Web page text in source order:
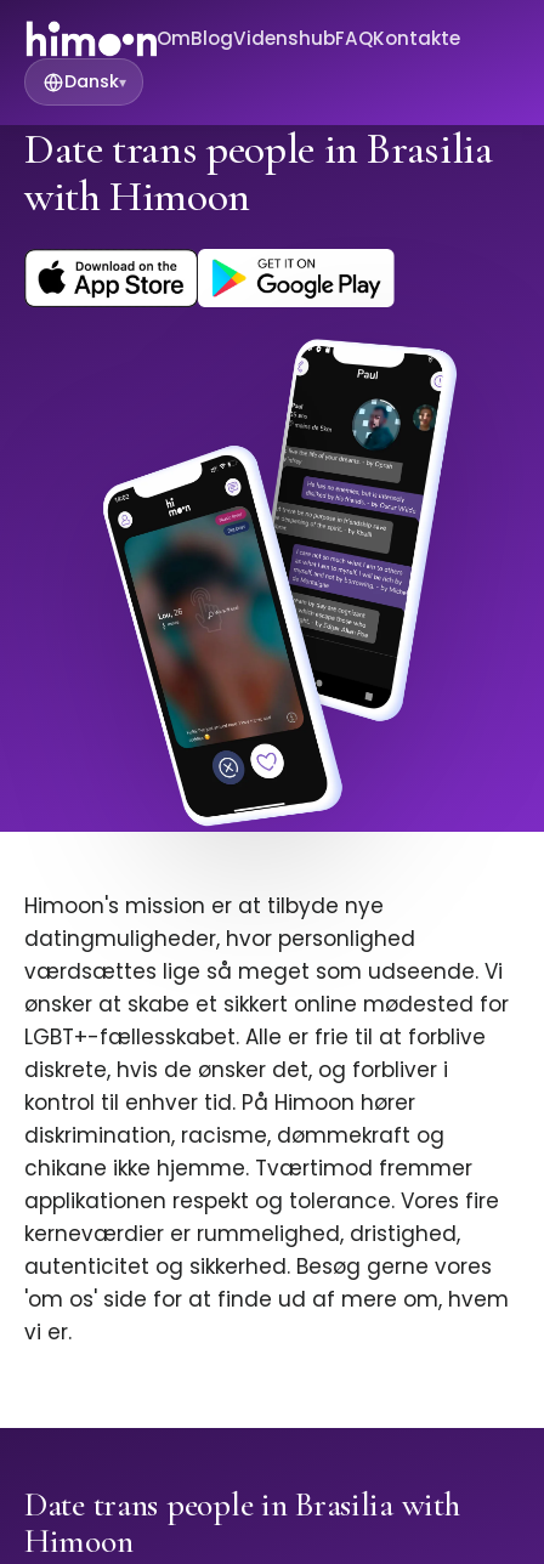
OmBlogVidenshubFAQKontakte
Dansk▾
Date trans people in Brasilia
with Himoon
Himoon's mission er at tilbyde nye
datingmuligheder, hvor personlighed
værdsættes lige så meget som udseende. Vi
ønsker at skabe et sikkert online mødested for
LGBT+-fællesskabet. Alle er frie til at forblive
diskrete, hvis de ønsker det, og forbliver i
kontrol til enhver tid. På Himoon hører
diskrimination, racisme, dømmekraft og
chikane ikke hjemme. Tværtimod fremmer
applikationen respekt og tolerance. Vores fire
kerneværdier er rummelighed, dristighed,
autenticitet og sikkerhed. Besøg gerne vores
'om os' side for at finde ud af mere om, hvem
vi er.
Date trans people in Brasilia with
Himoon